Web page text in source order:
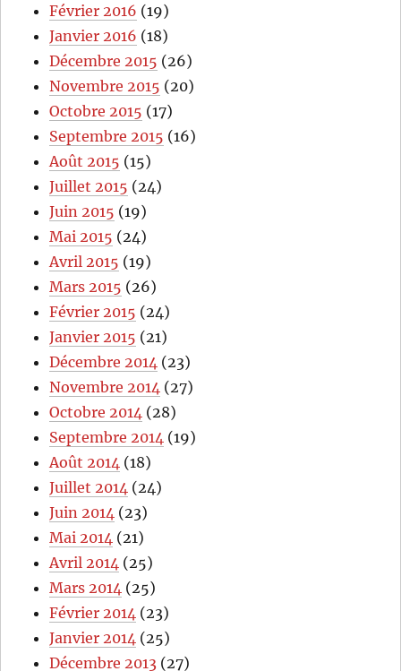
Février 2016 (19)
Janvier 2016 (18)
Décembre 2015 (26)
Novembre 2015 (20)
Octobre 2015 (17)
Septembre 2015 (16)
Août 2015 (15)
Juillet 2015 (24)
Juin 2015 (19)
Mai 2015 (24)
Avril 2015 (19)
Mars 2015 (26)
Février 2015 (24)
Janvier 2015 (21)
Décembre 2014 (23)
Novembre 2014 (27)
Octobre 2014 (28)
Septembre 2014 (19)
Août 2014 (18)
Juillet 2014 (24)
Juin 2014 (23)
Mai 2014 (21)
Avril 2014 (25)
Mars 2014 (25)
Février 2014 (23)
Janvier 2014 (25)
Décembre 2013 (27)